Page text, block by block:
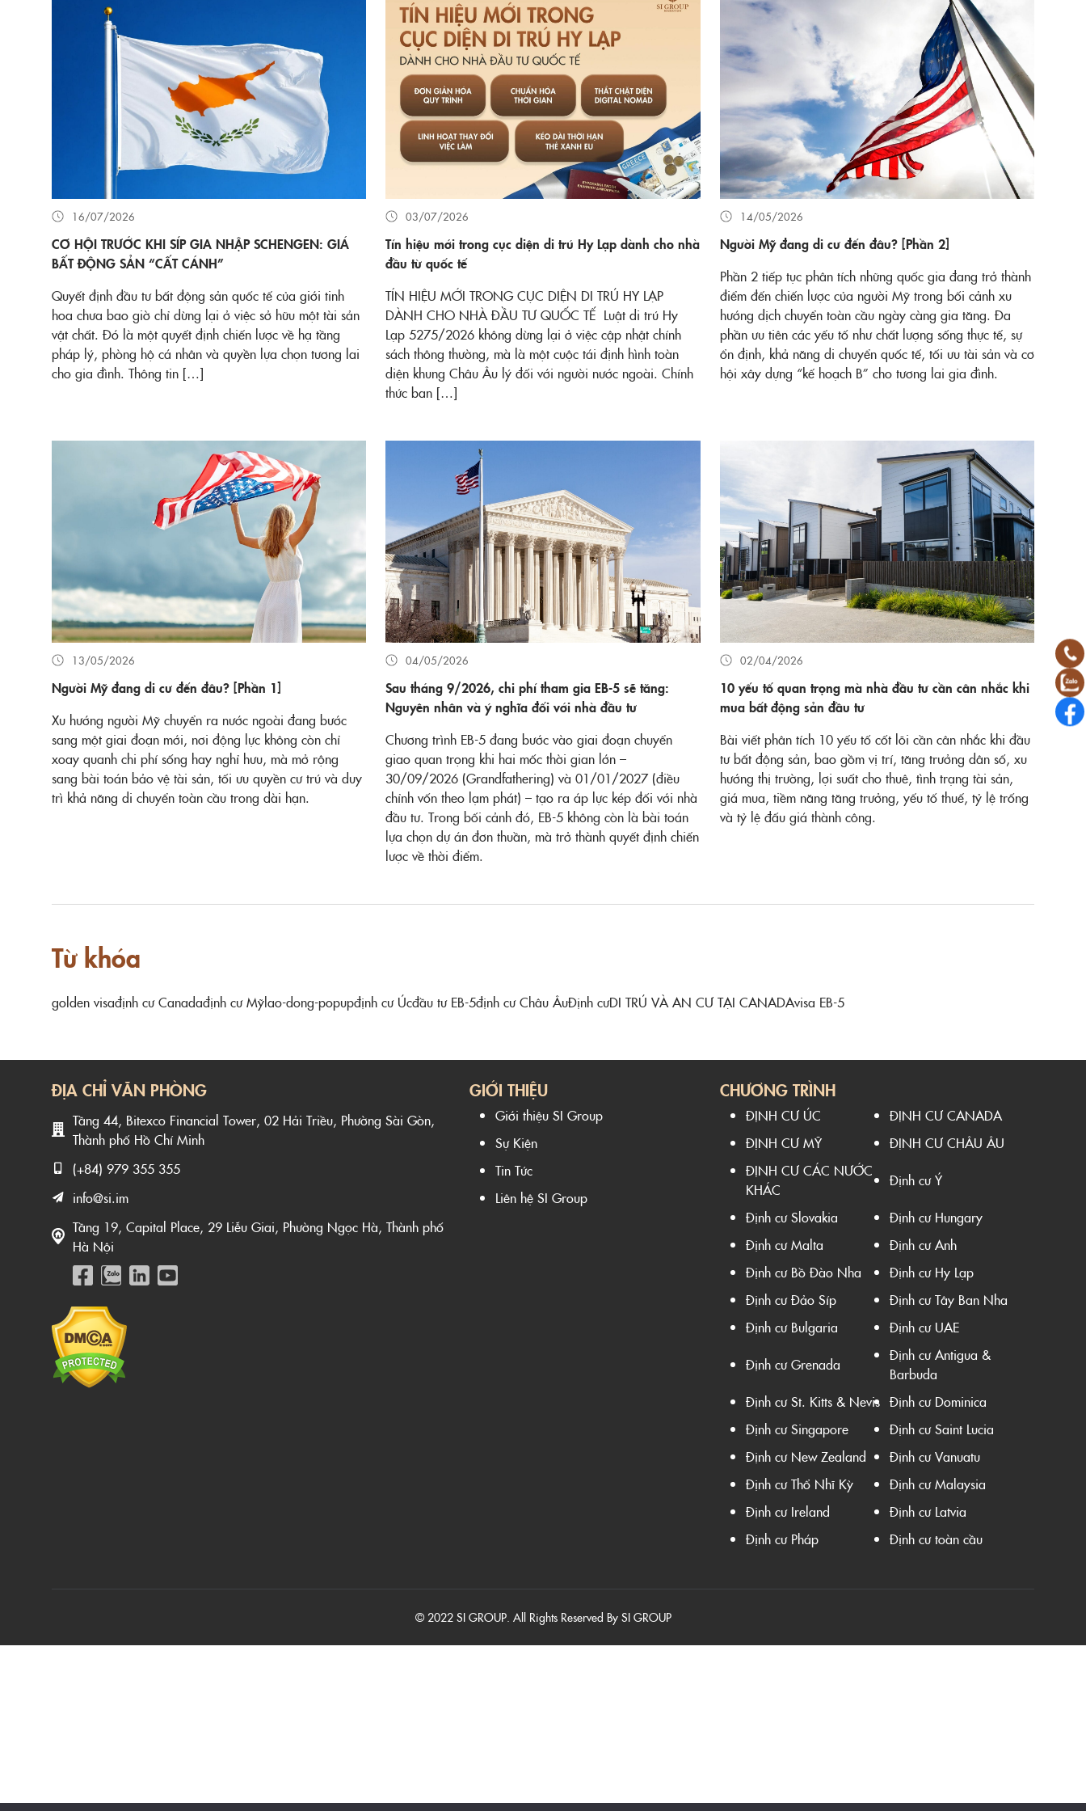
16/07/2026
CƠ HỘI TRƯỚC KHI SÍP GIA NHẬP SCHENGEN: GIÁ
BẤT ĐỘNG SẢN “CẤT CÁNH”
Quyết định đầu tư bất động sản quốc tế của giới tinh
hoa chưa bao giờ chỉ dừng lại ở việc sở hữu một tài sản
vật chất. Đó là một quyết định chiến lược về hạ tầng
pháp lý, phòng hộ cá nhân và quyền lựa chọn tương lai
cho gia đình. Thông tin […]
03/07/2026
Tín hiệu mới trong cục diện di trú Hy Lạp dành cho nhà
đầu từ quốc tế
TÍN HIỆU MỚI TRONG CỤC DIỆN DI TRÚ HY LẠP
DÀNH CHO NHÀ ĐẦU TƯ QUỐC TẾ Luật di trú Hy
Lạp 5275/2026 không dừng lại ở việc cập nhật chính
sách thông thường, mà là một cuộc tái định hình toàn
diện khung Châu Âu lý đối với người nước ngoài. Chính
thức ban […]
14/05/2026
Người Mỹ đang di cư đến đâu? [Phần 2]
Phần 2 tiếp tục phân tích những quốc gia đang trở thành
điểm đến chiến lược của người Mỹ trong bối cảnh xu
hướng dịch chuyển toàn cầu ngày càng gia tăng. Đa
phần ưu tiên các yếu tố như chất lượng sống thực tế, sự
ổn định, khả năng di chuyển quốc tế, tối ưu tài sản và cơ
hội xây dựng “kế hoạch B” cho tương lai gia đình.
13/05/2026
Người Mỹ đang di cư đến đâu? [Phần 1]
Xu hướng người Mỹ chuyển ra nước ngoài đang bước
sang một giai đoạn mới, nơi động lực không còn chỉ
xoay quanh chi phí sống hay nghỉ hưu, mà mở rộng
sang bài toán bảo vệ tài sản, tối ưu quyền cư trú và duy
trì khả năng di chuyển toàn cầu trong dài hạn.
04/05/2026
Sau tháng 9/2026, chi phí tham gia EB-5 sẽ tăng:
Nguyên nhân và ý nghĩa đối với nhà đầu tư
Chương trình EB-5 đang bước vào giai đoạn chuyển
giao quan trọng khi hai mốc thời gian lớn –
30/09/2026 (Grandfathering) và 01/01/2027 (điều
chỉnh vốn theo lạm phát) – tạo ra áp lực kép đối với nhà
đầu tư. Trong bối cảnh đó, EB-5 không còn là bài toán
lựa chọn dự án đơn thuần, mà trở thành quyết định chiến
lược về thời điểm.
02/04/2026
10 yếu tố quan trọng mà nhà đầu tư cần cân nhắc khi
mua bất động sản đầu tư
Bài viết phân tích 10 yếu tố cốt lõi cần cân nhắc khi đầu
tư bất động sản, bao gồm vị trí, tăng trưởng dân số, xu
hướng thị trường, lợi suất cho thuê, tình trạng tài sản,
giá mua, tiềm năng tăng trưởng, yếu tố thuế, tỷ lệ trống
và tỷ lệ đấu giá thành công.
Từ khóa
golden visađịnh cư Canadađịnh cư Mỹlao-dong-popupđịnh cư Úcđầu tư EB-5định cư Châu ÂuĐịnh cưDI TRÚ VÀ AN CƯ TẠI CANADAvisa EB-5
ĐỊA CHỈ VĂN PHÒNG
Tầng 44, Bitexco Financial Tower, 02 Hải Triều, Phường Sài Gòn,
Thành phố Hồ Chí Minh
(+84) 979 355 355
info@si.im
Tầng 19, Capital Place, 29 Liễu Giai, Phường Ngọc Hà, Thành phố
Hà Nội
GIỚI THIỆU
Giới thiệu SI Group
Sự Kiện
Tin Tức
Liên hệ SI Group
CHƯƠNG TRÌNH
ĐỊNH CƯ ÚC
ĐỊNH CƯ CANADA
ĐỊNH CƯ MỸ
ĐỊNH CƯ CHÂU ÂU
ĐỊNH CƯ CÁC NƯỚC
KHÁC
Định cư Ý
Định cư Slovakia
Định cư Hungary
Định cư Malta
Định cư Anh
Định cư Bồ Đào Nha
Định cư Hy Lạp
Định cư Đảo Síp
Định cư Tây Ban Nha
Định cư Bulgaria
Định cư UAE
Định cư Grenada
Định cư Antigua &
Barbuda
Định cư St. Kitts & Nevis Định cư Dominica
Định cư Singapore
Định cư Saint Lucia
Định cư New Zealand
Định cư Vanuatu
Định cư Thổ Nhĩ Kỳ
Định cư Malaysia
Định cư Ireland
Định cư Latvia
Định cư Pháp
Định cư toàn cầu
© 2022 SI GROUP. All Rights Reserved By SI GROUP